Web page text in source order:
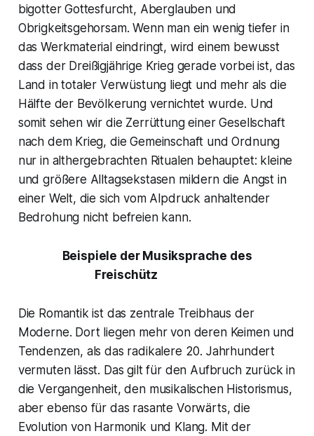
bigotter Gottesfurcht, Aberglauben und
Obrigkeitsgehorsam. Wenn man ein wenig tiefer in
das Werkmaterial eindringt, wird einem bewusst
dass der Dreißigjährige Krieggerade vorbei ist, das
Land in totaler Verwüstung liegt und mehr als die
Hälfte der Bevölkerung vernichtet wurde. Und
somit sehen wir die Zerrüttung einer Gesellschaft
nach dem Krieg, die Gemeinschaft und Ordnung
nur in althergebrachten Ritualen behauptet: kleine
und größere Alltagsekstasen mildern die Angst in
einer Welt, die sich vom Alpdruck anhaltender
Bedrohung nicht befreien kann.
Beispiele der Musiksprache des
Freischütz
Die Romantik ist das zentrale Treibhaus der
Moderne. Dort liegen mehr von deren Keimen und
Tendenzen, als das radikalere 20. Jahrhundert
vermuten lässt. Das gilt für den Aufbruch zurück in
die Vergangenheit, den musikalischen Historismus,
aber ebenso für das rasante Vorwärts, die
Evolution von Harmonik und Klang. Mit der